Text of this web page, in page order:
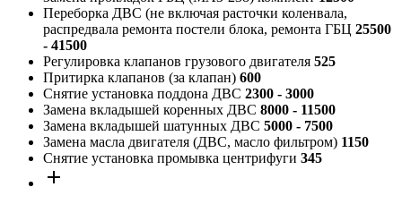
Переборка ДВС (не включая расточки коленвала,
распредвала ремонта постели блока, ремонта ГБЦ 25500
- 41500
Регулировка клапанов грузового двигателя 525
Притирка клапанов (за клапан) 600
Снятие установка поддона ДВС 2300 - 3000
Замена вкладышей коренных ДВС 8000 - 11500
Замена вкладышей шатунных ДВС 5000 - 7500
Замена масла двигателя (ДВС, масло фильтром) 1150
Снятие установка промывка центрифуги 345
add